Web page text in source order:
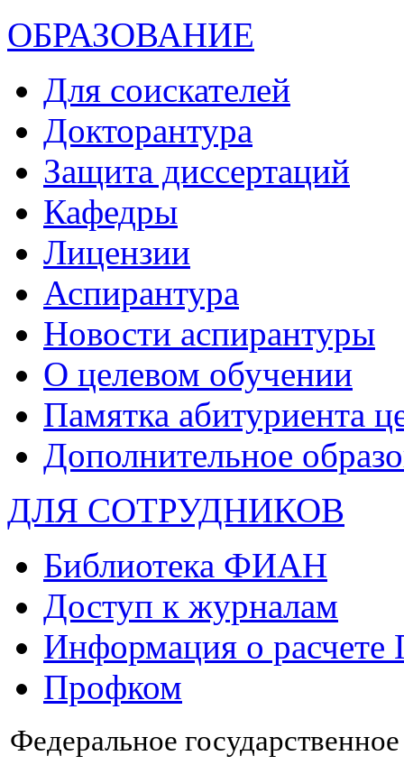
ОБРАЗОВАНИЕ
Для соискателей
Докторантура
Защита диссертаций
Кафедры
Лицензии
Аспирантура
Новости аспирантуры
О целевом обучении
Памятка абитуриента
Дополнительное
ДЛЯ СОТРУДНИКОВ
Библиотека ФИАН
Доступ к журналам
Информация о
Профком
Федеральное